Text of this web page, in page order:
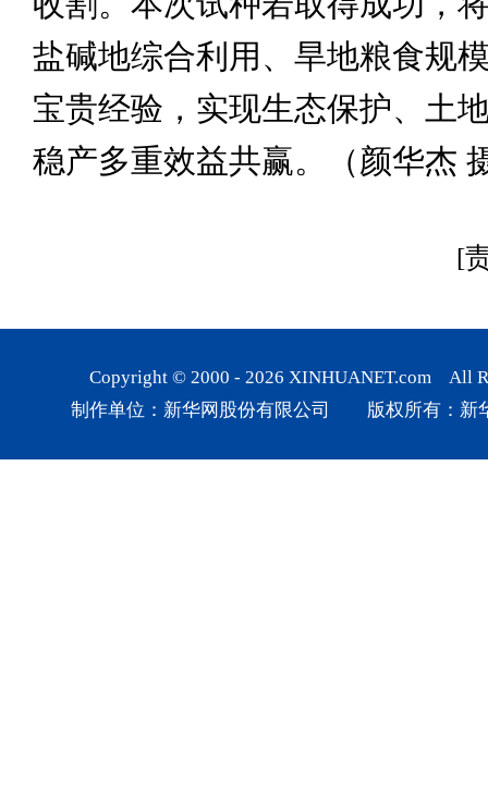
盐碱地综合利用、旱地粮食规
宝贵经验，实现生态保护、土
稳产多重效益共赢。（颜华杰
[
Copyright © 2000 - 2026 XINHUANET.com All
制作单位：新华网股份有限公司 版权所有：新